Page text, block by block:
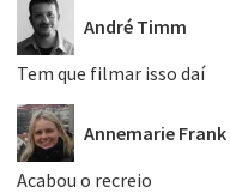
André Timm
Tem que filmar isso daí
Annemarie Frank
Acabou o recreio